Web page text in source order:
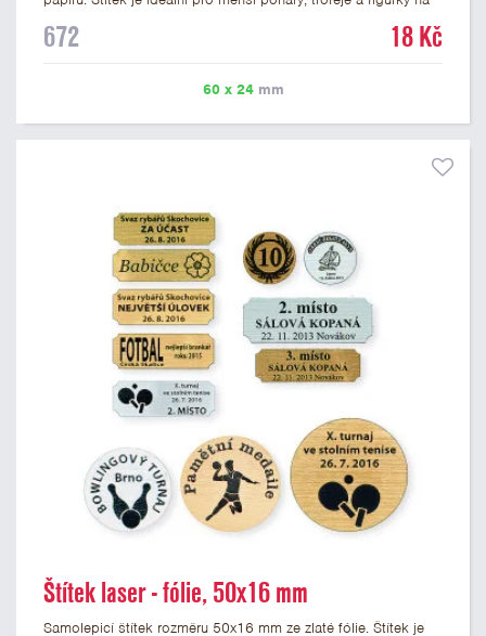
libovolné logo nebo text. Potisk štítku je zahrnut v ceně. U
výrobu štítku je možné přiložit v prvním kroku objednávky.
672 18 Kč
60 x 24mm
Štítek laser - fólie, 50x16 mm
Samolepicí štítek rozměru 50x16 mm ze zlaté fólie. Štítek je